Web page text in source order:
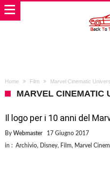
Home Film Marvel Cinematic
MARVEL CINEMATIC
Il logo per i 10 anni del
By Webmaster 17 Giugno 2017
in : Archivio, Disney, Film, Marvel